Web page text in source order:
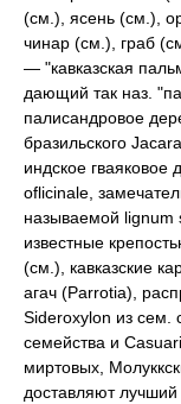
(см.), ясень (см.),
чинар (см.), граб
— "кавказская
дающий так наз.
палисандровое
бразильского
индское гваяковое
oflicinale,
называемой lignum
известные
(см.), кавказские
агач (Parrotia),
Sideroxylon из сем.
семейства и
миртовых,
доставляют